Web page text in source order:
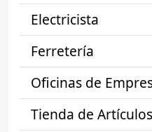
Electricista
Ferretería
Oficinas de
Tienda de